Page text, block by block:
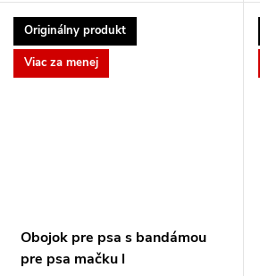
Originálny produkt
Viac za menej
Obojok pre psa s bandámou
pre psa mačku l